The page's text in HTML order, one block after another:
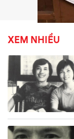
XEM NHIỀU